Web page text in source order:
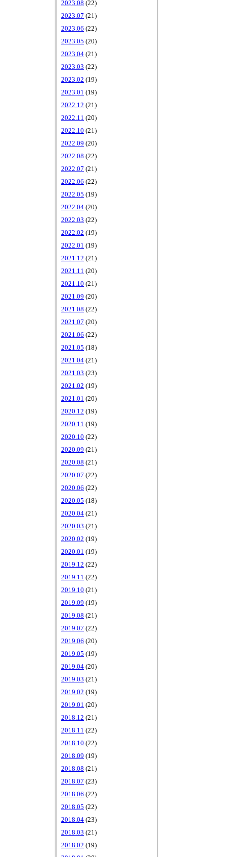
2023.08 (22)
2023.07 (21)
2023.06 (22)
2023.05 (20)
2023.04 (21)
2023.03 (22)
2023.02 (19)
2023.01 (19)
2022.12 (21)
2022.11 (20)
2022.10 (21)
2022.09 (20)
2022.08 (22)
2022.07 (21)
2022.06 (22)
2022.05 (19)
2022.04 (20)
2022.03 (22)
2022.02 (19)
2022.01 (19)
2021.12 (21)
2021.11 (20)
2021.10 (21)
2021.09 (20)
2021.08 (22)
2021.07 (20)
2021.06 (22)
2021.05 (18)
2021.04 (21)
2021.03 (23)
2021.02 (19)
2021.01 (20)
2020.12 (19)
2020.11 (19)
2020.10 (22)
2020.09 (21)
2020.08 (21)
2020.07 (22)
2020.06 (22)
2020.05 (18)
2020.04 (21)
2020.03 (21)
2020.02 (19)
2020.01 (19)
2019.12 (22)
2019.11 (22)
2019.10 (21)
2019.09 (19)
2019.08 (21)
2019.07 (22)
2019.06 (20)
2019.05 (19)
2019.04 (20)
2019.03 (21)
2019.02 (19)
2019.01 (20)
2018.12 (21)
2018.11 (22)
2018.10 (22)
2018.09 (19)
2018.08 (21)
2018.07 (23)
2018.06 (22)
2018.05 (22)
2018.04 (23)
2018.03 (21)
2018.02 (19)